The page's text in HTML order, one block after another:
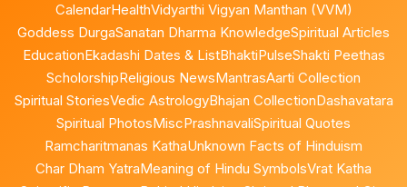
CalendarHealthVidyarthi Vigyan Manthan (VVM)
Goddess DurgaSanatan Dharma KnowledgeSpiritual Articles
EducationEkadashi Dates & ListBhaktiPulseShakti Peethas
ScholorshipReligious NewsMantrasAarti Collection
Spiritual StoriesVedic AstrologyBhajan CollectionDashavatara
Spiritual PhotosMiscPrashnavaliSpiritual Quotes
Ramcharitmanas KathaUnknown Facts of Hinduism
Char Dham YatraMeaning of Hindu SymbolsVrat Katha